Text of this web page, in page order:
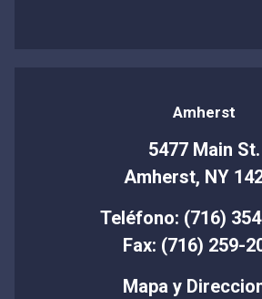
Amherst
5477 Main St.
Amherst, NY
Teléfono: (716)
Fax: (716) 259-
Mapa y